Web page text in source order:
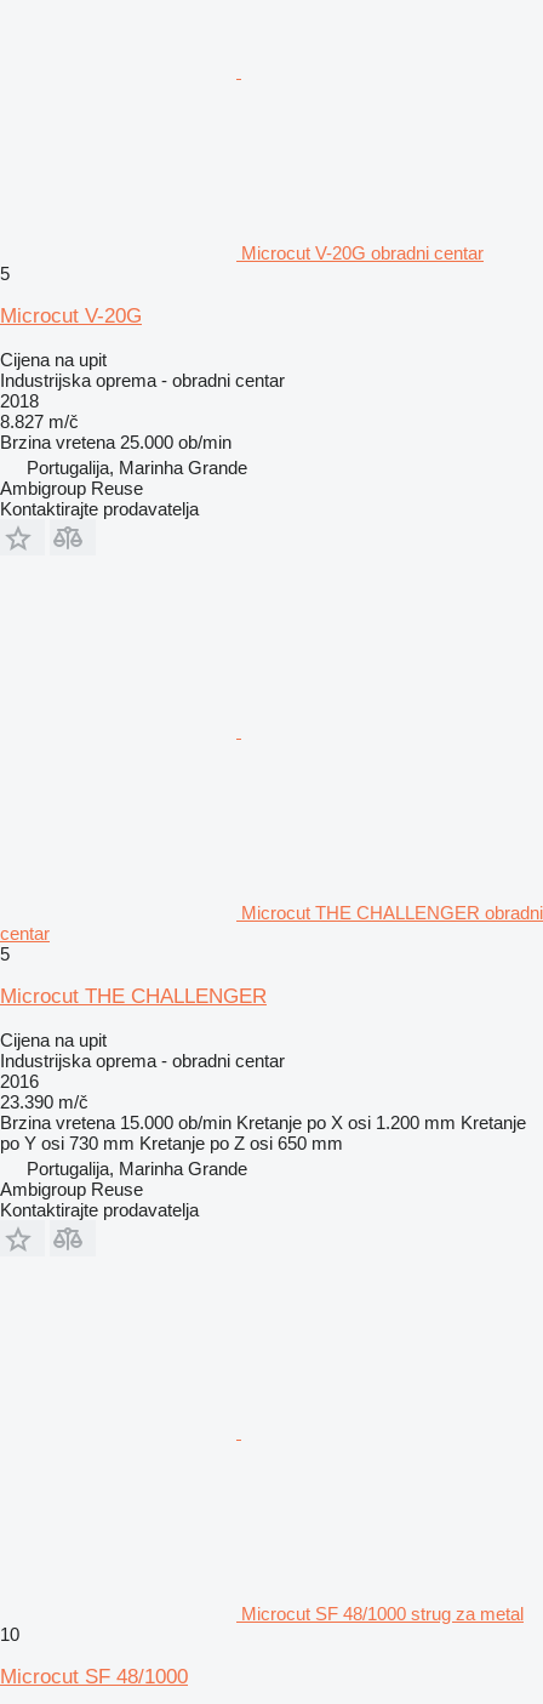
Microcut V-20G obradni centar
5
Microcut V-20G
Cijena na upit
Industrijska oprema - obradni centar
2018
8.827 m/č
Brzina vretena 25.000 ob/min
Portugalija, Marinha Grande
Ambigroup Reuse
Kontaktirajte prodavatelja
Microcut THE CHALLENGER obradni
centar
5
Microcut THE CHALLENGER
Cijena na upit
Industrijska oprema - obradni centar
2016
23.390 m/č
Brzina vretena 15.000 ob/min Kretanje po X osi 1.200 mm Kretanje
po Y osi 730 mm Kretanje po Z osi 650 mm
Portugalija, Marinha Grande
Ambigroup Reuse
Kontaktirajte prodavatelja
Microcut SF 48/1000 strug za metal
10
Microcut SF 48/1000